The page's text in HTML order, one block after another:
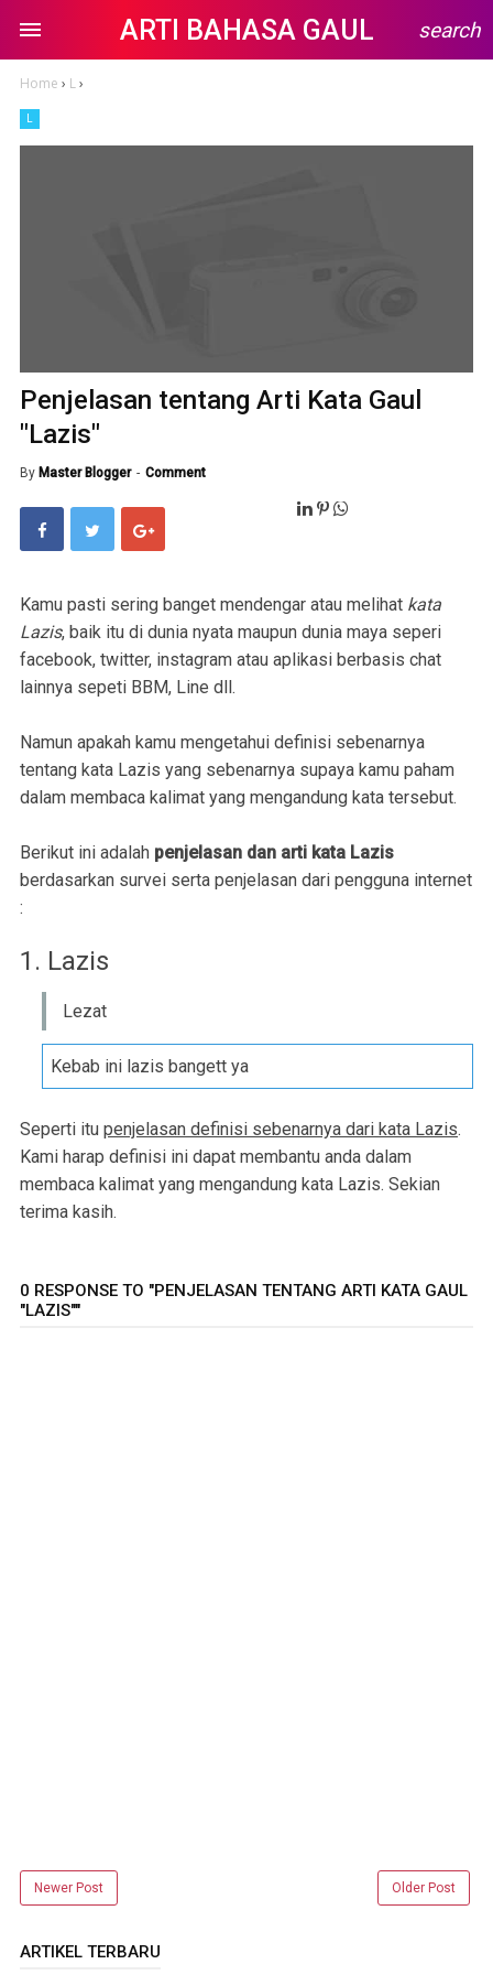
ARTI BAHASA GAUL search
Home › L›
Penjelasan tentang Arti Kata Gaul
"Lazis"
By Master Blogger Comment
Kamu pasti sering banget mendengar atau melihat kata
Lazis, baik itu di dunia nyata maupun dunia maya seperi
facebook, twitter, instagram atau aplikasi berbasis chat
lainnya sepeti BBM, Line dll.
Namun apakah kamu mengetahui definisi sebenarnya
tentang kata Lazis yang sebenarnya supaya kamu paham
dalam membaca kalimat yang mengandung kata tersebut.
Berikut ini adalah penjelasan dan arti kata Lazis
berdasarkan survei serta penjelasan dari pengguna internet
:
1. Lazis
Lezat
Kebab ini lazis bangett ya
Seperti itu penjelasan definisi sebenarnya dari kata Lazis.
Kami harap definisi ini dapat membantu anda dalam
membaca kalimat yang mengandung kata Lazis. Sekian
terima kasih.
0 RESPONSE TO "PENJELASAN TENTANG ARTI KATA GAUL
"LAZIS""
Newer Post Older Post
ARTIKEL TERBARU